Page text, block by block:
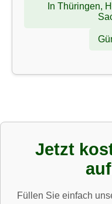
In Thüringen,
Jetzt
Füllen Sie einfach